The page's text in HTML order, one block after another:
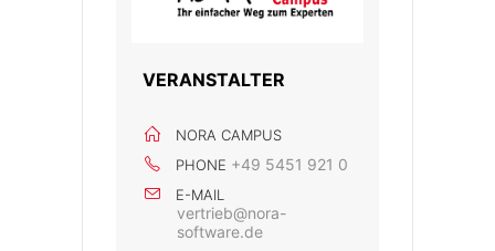
VERANSTALTER
NORA CAMPUS
PHONE +49 5451 921 0
E-MAIL
vertrieb@nora-
software.de